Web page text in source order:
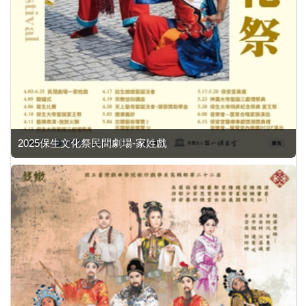
2025保生文化祭民間劇場-家姓戲